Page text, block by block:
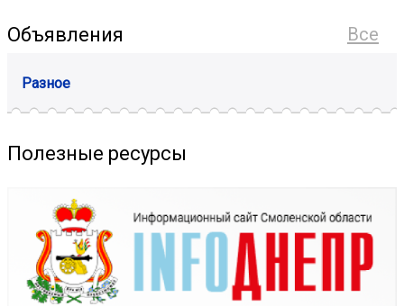
Все
Объявления
Разное
Полезные ресурсы